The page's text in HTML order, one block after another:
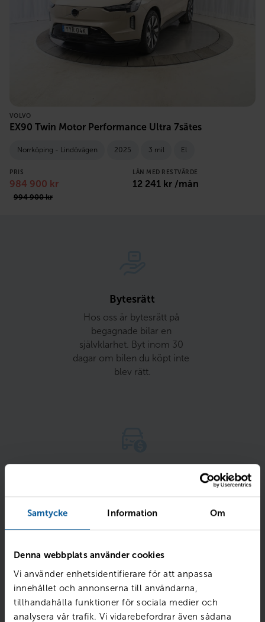
Samtycke Information Om
Denna webbplats använder cookies
Vi använder enhetsidentifierare för att anpassa
innehållet och annonserna till användarna,
tillhandahålla funktioner för sociala medier och
analysera vår trafik. Vi vidarebefordrar även sådana
VOLVO
EX90 Twin Motor Performance Ultra 7sätes
Norrköping - Lindövägen 2025 3 mil El
PRIS
984 900 kr
994 900kr
LÅN MED RESTVÄRDE
12 241 kr /mån
Bytesrätt
Hos oss är bytesrätt på
begagnade bilar en
självklarhet. Byt inom 30
dagar om bilen du köpt inte
blev rätt.
med hänsyn till marknad,
ålder och skick.